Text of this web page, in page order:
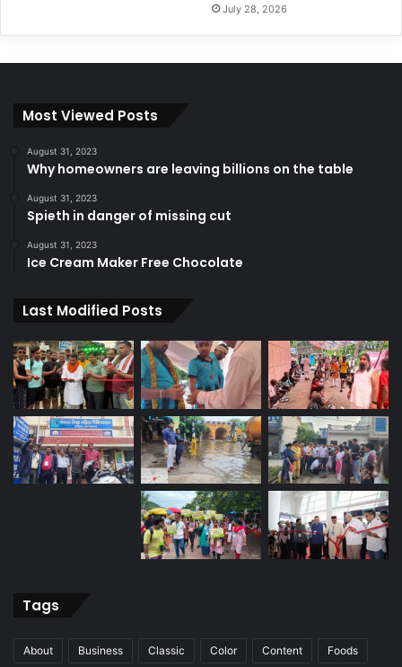
July 28, 2026
Most Viewed Posts
August 31, 2023
Why homeowners are leaving billions on the table
August 31, 2023
Spieth in danger of missing cut
August 31, 2023
Ice Cream Maker Free Chocolate
Last Modified Posts
Tags
About Business Classic Color Content Foods